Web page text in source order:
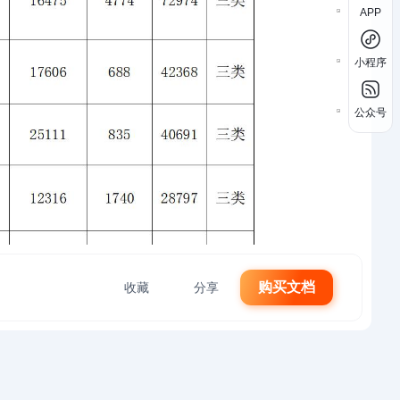
收藏 分享 购买文档
APP
小程序
公众号